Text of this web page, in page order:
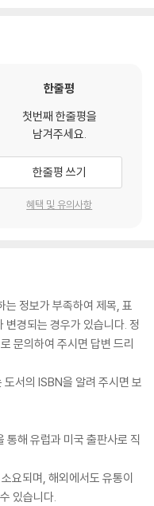
한줄평
첫번째 한줄평을
남겨주세요.
한줄평 쓰기
혜택 및 유의사항
는 정보가 부족하여 제목, 표
변경되는 경우가 있습니다. 정
문의하여 주시면 답변 드리
서의 ISBN을 알려 주시면 보
통해 유럽과 미국 출판사로 직
요되며, 해외에서도 유통이
있습니다.